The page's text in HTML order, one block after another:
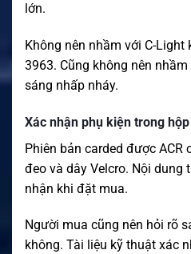
lớn.
Không nên nhầm với C-
3963. Cũng không nên
sáng nhấp nháy.
Xác nhận phụ kiện trong hộp
Phiên bản carded được ACR
đeo và dây Velcro. Nội dung
nhận khi đặt mua.
Người mua cũng nên hỏi rõ
không. Tài liệu kỹ thuật xác